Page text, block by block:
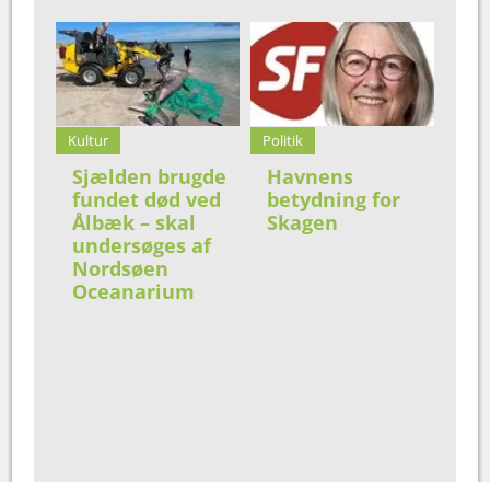
Kultur
Sjælden brugde
fundet død ved
Ålbæk – skal
undersøges af
Nordsøen
Oceanarium
Politik
Havnens
betydning for
Skagen